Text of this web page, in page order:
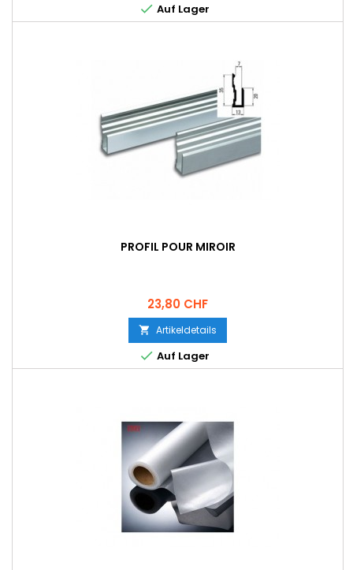
 Auf Lager
PROFIL POUR MIROIR
Preis
23,80 CHF
 Artikeldetails
 Auf Lager